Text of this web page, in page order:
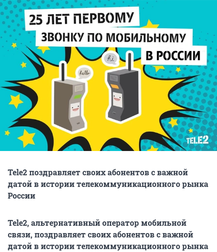
Tele2 поздравляет своих абонентов с важной
датой в истории телекоммуникационного рынка
России
Tele2, альтернативный оператор мобильной
связи, поздравляет своих абонентов с важной
датой в истории телекоммуникационного рынка